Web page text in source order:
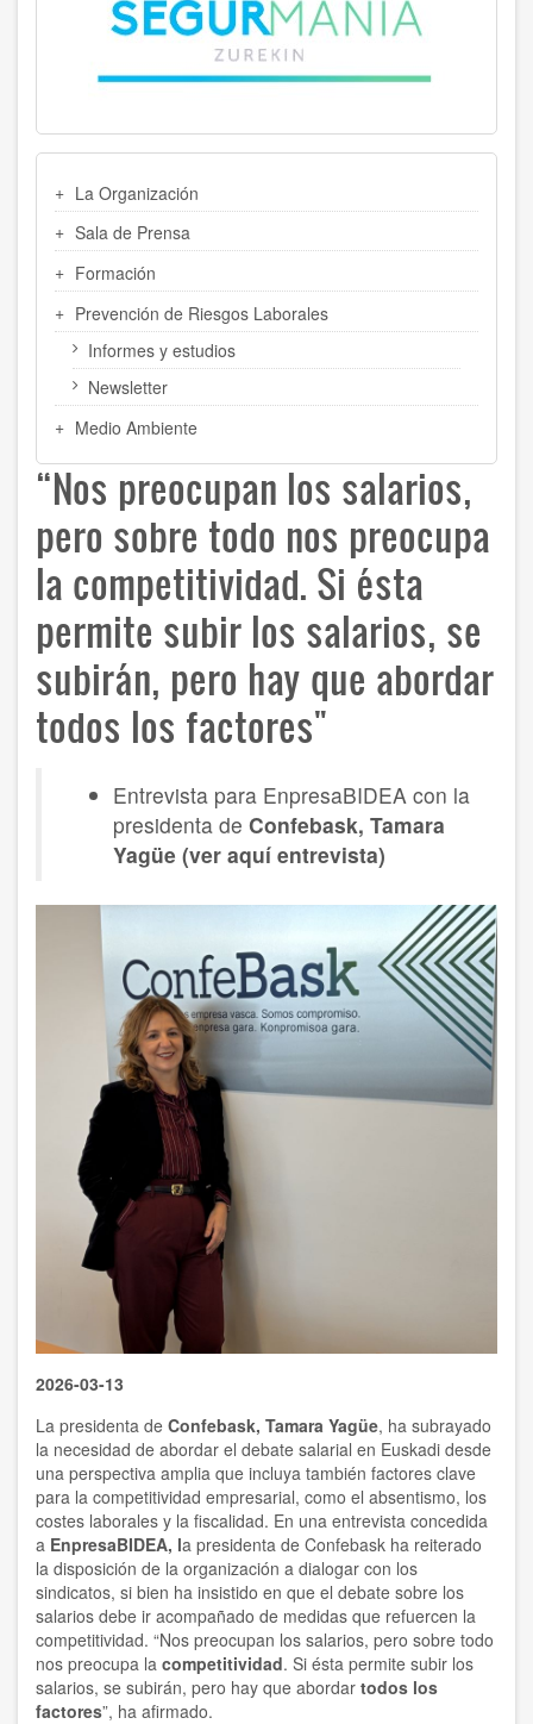
LATERAL
La Organización
Sala de Prensa
Formación
Prevención de Riesgos Laborales
Informes y estudios
Newsletter
Medio Ambiente
“Nos preocupan los salarios,
pero sobre todo nos preocupa
la competitividad. Si ésta
permite subir los salarios, se
subirán, pero hay que abordar
todos los factores"
Entrevista para EnpresaBIDEA con la
presidenta de Confebask, Tamara
Yagüe (ver aquí entrevista)
2026-03-13
La presidenta de Confebask, Tamara Yagüe, ha subrayado
la necesidad de abordar el debate salarial en Euskadi desde
una perspectiva amplia que incluya también factores clave
para la competitividad empresarial, como el absentismo, los
costes laborales y la fiscalidad. En una entrevista concedida
a EnpresaBIDEA, la presidenta de Confebask ha reiterado
la disposición de la organización a dialogar con los
sindicatos, si bien ha insistido en que el debate sobre los
salarios debe ir acompañado de medidas que refuercen la
competitividad. “Nos preocupan los salarios, pero sobre todo
nos preocupa la competitividad. Si ésta permite subir los
salarios, se subirán, pero hay que abordar todos los
factores”, ha afirmado.